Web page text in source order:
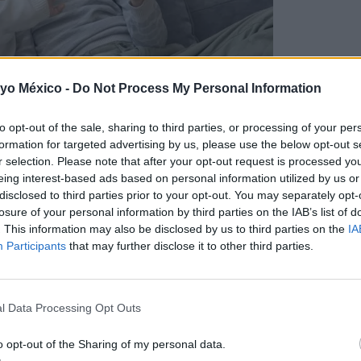
México - Do Not Process My Personal Information
opt-out of the sale, sharing to third parties, or processing of your
for targeted advertising by us, please use the below opt-out
selection. Please note that after your opt-out request is processed
interest-based ads based on personal information utilized by us
to third parties prior to your opt-out. You may separately
of your personal information by third parties on the IAB’s list of
This information may also be disclosed by us to third parties on the
Participants that may further disclose it to other third parties.
Data Processing Opt Outs
opt-out of the Sharing of my personal data.
habilidades a tus hijos
para tener el control de lo que hacen sus niñas y niños
deuso de las pantallasy las descargas de aplicaciones
móviles y hasta televisores.
e incluso conocer la ubicación del dispositivo y
Y lograr que poco a poco desarrollen las